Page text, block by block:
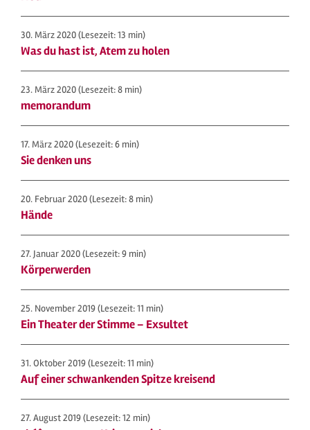
30. März 2020(Lesezeit: 13 min)
Was du hast ist, Atem zu holen
23. März 2020(Lesezeit: 8 min)
memorandum
17. März 2020(Lesezeit: 6 min)
Sie denken uns
20. Februar 2020(Lesezeit: 8 min)
Hände
27. Januar 2020(Lesezeit: 9 min)
Körperwerden
25. November 2019(Lesezeit: 11 min)
Ein Theater der Stimme – Exsultet
31. Oktober 2019(Lesezeit: 11 min)
Auf einer schwankenden Spitze kreisend
27. August 2019(Lesezeit: 12 min)